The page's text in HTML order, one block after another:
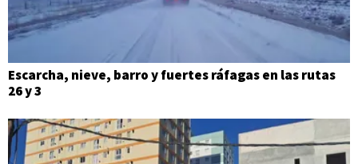
Escarcha, nieve, barro y fuertes ráfagas en las rutas
26 y 3